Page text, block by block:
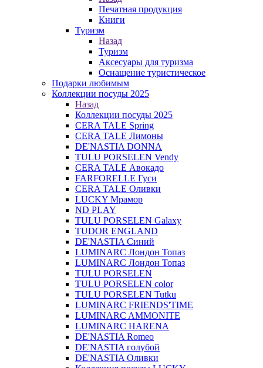
Печатная продукция
Книги
Туризм
Назад
Туризм
Аксесуары для туризма
Оснащение туристическое
Подарки любимым
Коллекции посуды 2025
Назад
Коллекции посуды 2025
CERA TALE Spring
CERA TALE Лимоны
DE'NASTIA DONNA
TULU PORSELEN Vendy
CERA TALE Авокадо
FARFORELLE Гуси
CERA TALE Оливки
LUCKY Мрамор
ND PLAY
TULU PORSELEN Galaxy
TUDOR ENGLAND
DE'NASTIA Синий
LUMINARC Лондон Топаз
LUMINARC Лондон Топаз
TULU PORSELEN
TULU PORSELEN color
TULU PORSELEN Tutku
LUMINARC FRIENDS'TIME
LUMINARC AMMONITE
LUMINARC HARENA
DE'NASTIA Romeo
DE'NASTIA голубой
DE'NASTIA Оливки